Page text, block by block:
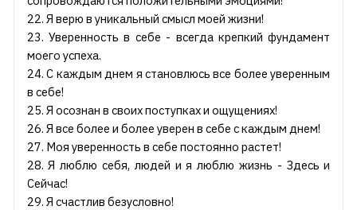
22. Я верю в уникальный смысл моей жизни!
23. Уверенность в себе - всегда крепкий фундамент
моего успеха.
24. С каждым днем я становлюсь все более уверенным
в себе!
25. Я осознан в своих поступках и ощущениях!
26. Я все более и более уверен в себе с каждым днем!
27. Моя уверенность в себе постоянно растет!
28. Я люблю себя, людей и я люблю жизнь - Здесь и
Сейчас!
29. Я счастлив безусловно!